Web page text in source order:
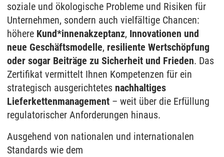
soziale und ökologische Probleme und Risiken für
Unternehmen, sondern auch vielfältige Chancen:
höhere Kund*innenakzeptanz, Innovationen und
neue Geschäftsmodelle, resiliente Wertschöpfung
oder sogar Beiträge zu Sicherheit und Frieden. Das
Zertifikat vermittelt Ihnen Kompetenzen für ein
strategisch ausgerichtetes nachhaltiges
Lieferkettenmanagement – weit über die Erfüllung
regulatorischer Anforderungen hinaus.
Ausgehend von nationalen und internationalen
Standards wie dem